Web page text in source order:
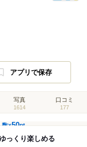
アプリで保存
写真
1614
口コミ
177
数×50pt
っくり楽しめる